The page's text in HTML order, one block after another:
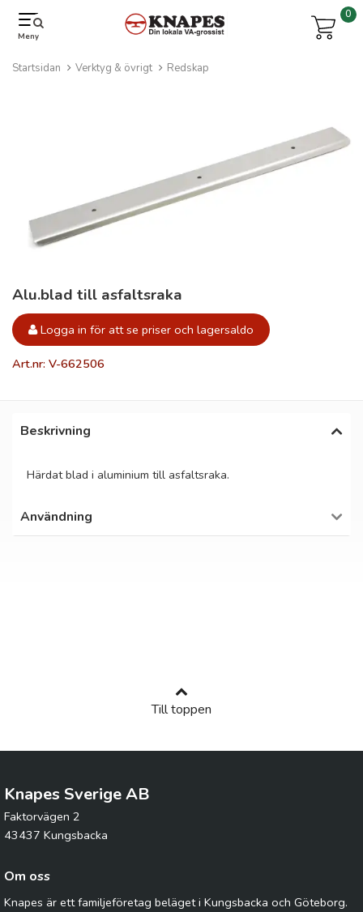
Meny
0
Startsidan Verktyg & övrigt Redskap
Alu.blad till asfaltsraka
Logga in för att se priser och lagersaldo
Art.nr: V-662506
Beskrivning
Härdat blad i aluminium till asfaltsraka.
Användning
Till toppen
Knapes Sverige AB
Faktorvägen 2
43437 Kungsbacka
Om oss
Knapes är ett familjeföretag beläget i Kungsbacka och Göteborg.